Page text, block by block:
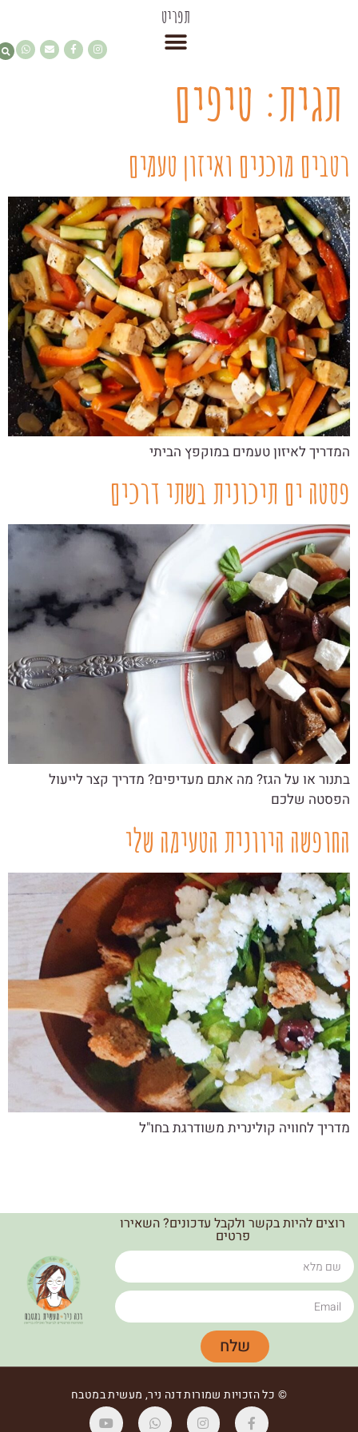
תפריט
תגית: טיפים
רטבים מוכנים ואיזון טעמים
המדריך לאיזון טעמים במוקפץ הביתי
פסטה ים תיכונית בשתי דרכים
בתנור או על הגז? מה אתם מעדיפים? מדריך קצר לייעול
הפסטה שלכם
החופשה היוונית הטעימה שלי
מדריך לחוויה קולינרית משודרגת בחו"ל
רוצים להיות בקשר ולקבל עדכונים? השאירו
פרטים
שלח
© כל הזכויות שמורות דנה ניר, מעשית במטבח